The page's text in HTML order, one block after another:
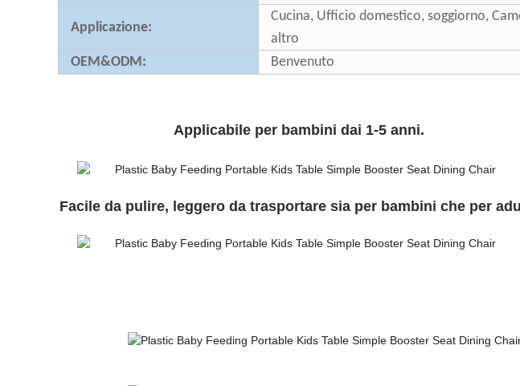
Applicazione:
Cucina, Ufficio domestico, soggiorno,
altro
OEM&ODM:
Benvenuto
Applicabile per bambini dai 1-5 anni.
Facile da pulire, leggero da trasportare sia per bambini che per